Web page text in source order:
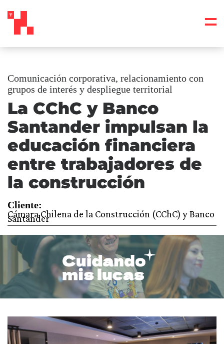
Comunicación corporativa, relacionamiento con
grupos de interés y despliegue territorial
La CChC y Banco
Santander impulsan la
educación financiera
entre trabajadores de
la construcción
Cliente:
Cámara Chilena de la Construcción (CChC) y Banco
Santander